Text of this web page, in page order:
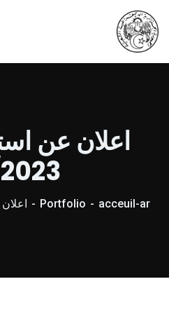
اعلان عن
acceuil-ar
Portfolio اعلان